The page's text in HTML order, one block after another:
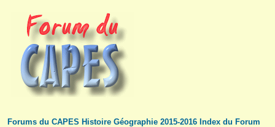
Forums du CAPES Histoire Géographie 2015-2016 Index du Forum